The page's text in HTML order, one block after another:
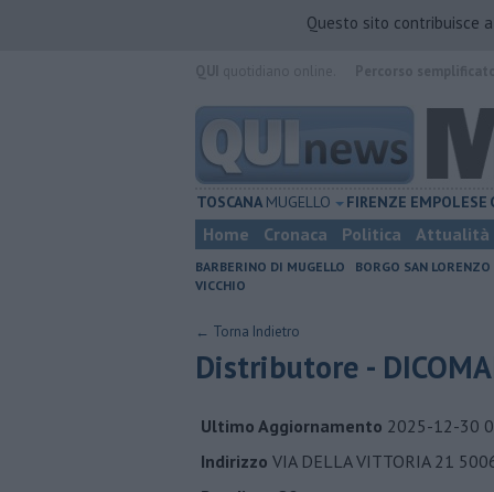
Questo sito contribuisce
TOSCANA MUGELLO FIRENZE EMPOLESE
Home Cronaca Politica Attualità
BARBERINO DI MUGELLO BORGO SAN LORENZO
VICCHIO
← Torna Indietro
Distributore -
Ultimo Aggiornamento 2025-12-30
Indirizzo VIA DELLA VITTORIA 21